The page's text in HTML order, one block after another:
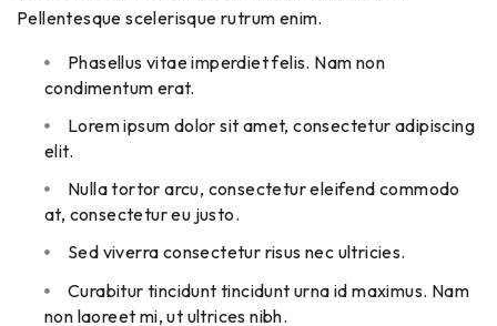
Pellentesque scelerisque rutrum enim.
Phasellus vitae imperdiet felis. Nam non
condimentum erat.
Lorem ipsum dolor sit amet, consectetur adipiscing
elit.
Nulla tortor arcu, consectetur eleifend commodo
at, consectetur eu justo.
Sed viverra consectetur risus nec ultricies.
Curabitur tincidunt tincidunt urna id maximus. Nam
non laoreet mi, ut ultrices nibh.